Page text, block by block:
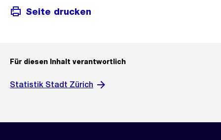
Seite drucken
Für diesen Inhalt verantwortlich
Statistik Stadt Zürich